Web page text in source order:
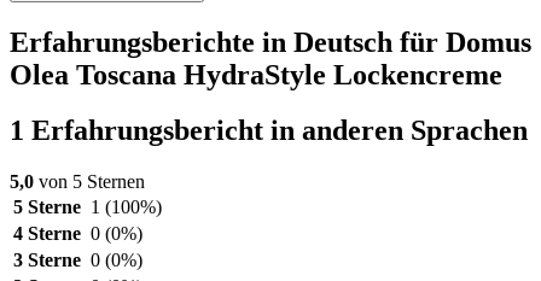
Erfahrungsberichte in Deutsch für Domus
Olea Toscana HydraStyle Lockencreme
1 Erfahrungsbericht in anderen Sprachen
5,0 von 5 Sternen
5 Sterne 1 (100%)
4 Sterne 0 (0%)
3 Sterne 0 (0%)